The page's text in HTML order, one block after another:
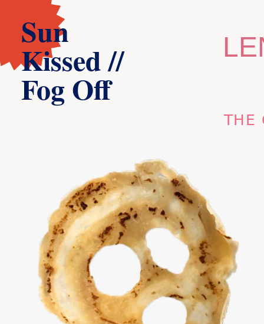
THE
Sun
Kissed //
Fog Off